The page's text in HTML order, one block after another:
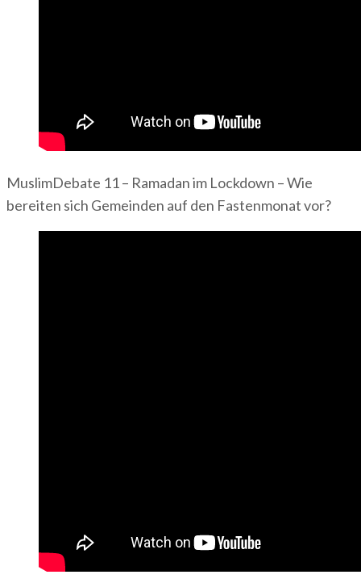
MuslimDebate 11 – Ramadan im Lockdown – Wie
bereiten sich Gemeinden auf den Fastenmonat vor?